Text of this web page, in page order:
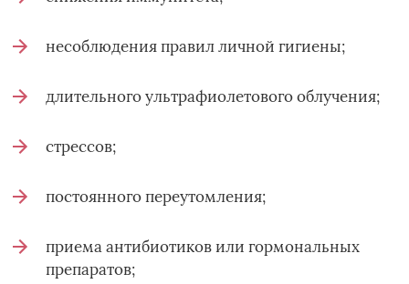
несоблюдения правил личной гигиены;
длительного ультрафиолетового облучения;
стрессов;
постоянного переутомления;
приема антибиотиков или гормональных
препаратов;